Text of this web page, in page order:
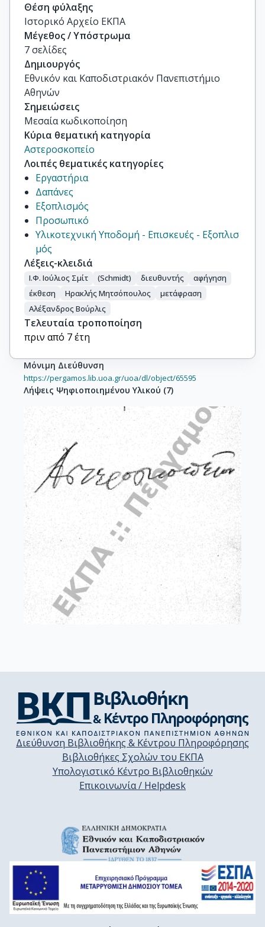
Θέση φύλαξης
Ιστορικό Αρχείο ΕΚΠΑ
Μέγεθος / Υπόστρωμα
7 σελίδες
Δημιουργός
Εθνικόν και Καποδιστριακόν Πανεπιστήμιο
Αθηνών
Σημειώσεις
Μεσαία κωδικοποίηση
Κύρια θεματική κατηγορία
Αστεροσκοπείο
Λοιπές θεματικές κατηγορίες
Εργαστήρια
Δαπάνες
Εξοπλισμός
Προσωπικό
Υλικοτεχνική Υποδομή - Επισκευές - Εξοπλισ
μός
Λέξεις-κλειδιά
Ι.Φ. Ιούλιος Σμίτ (Schmidt) διευθυντής
αφήγηση
έκθεση
Ηρακλής Μητσόπουλος
μετάφραση
Αλέξανδρος Βούρλις
Τελευταία τροποποίηση
πριν από 7 έτη
Μόνιμη Διεύθυνση
https://pergamos.lib.uoa.gr/uoa/dl/object/65595
Λήψεις Ψηφιοποιημένου Υλικού (7)
Διεύθυνση Βιβλιοθήκης & Κέντρου Πληροφόρησης
Βιβλιοθήκες Σχολών του ΕΚΠΑ
Υπολογιστικό Κέντρο Βιβλιοθηκών
Επικοινωνία / Helpdesk